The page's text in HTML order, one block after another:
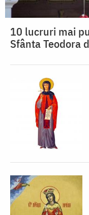
10 lucruri mai
Sfânta Teodora